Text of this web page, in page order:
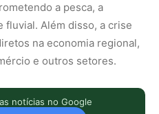
a pesca, a
Além disso, a crise
na economia regional,
e outros setores.
notícias no Google